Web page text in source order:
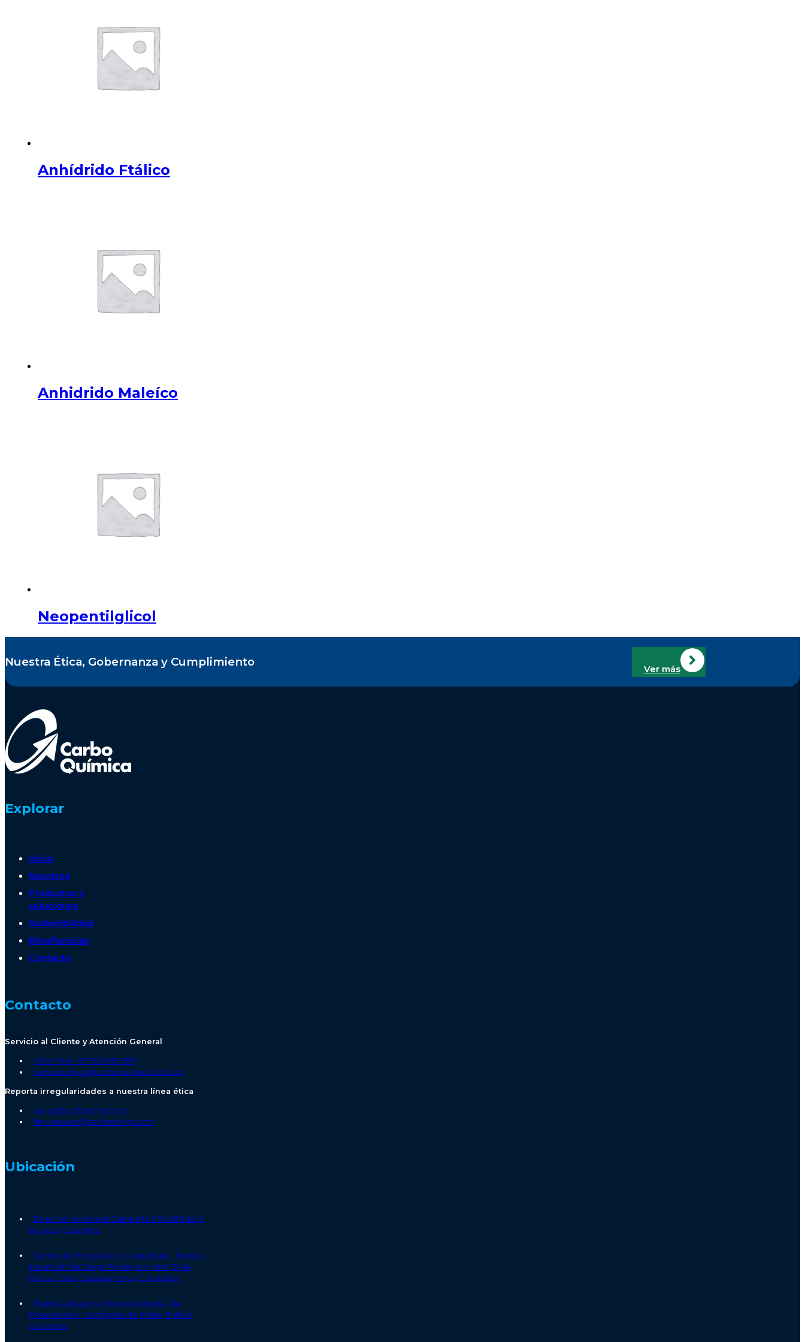
Anhídrido Ftálico
Anhidrido Maleíco
Neopentilglicol
Nuestra Ética, Gobernanza y Cumplimiento
Ver más
Explorar
Inicio
Nosotros
Productos y
soluciones
Sostenibilidad
Blog/Noticias
Contacto
Contacto
Servicio al Cliente y Atención General
Colombia: +57 300 913 3191
carboquimica@carboquimica.com.co
Reporta irregularidades a nuestra línea ética
aarias@sanfordmgt.com
lfernandezc@sanfordmgt.com
Ubicación
Dirección principal: Carrera 14 # 94-81 Piso 5,
Bogotá, Colombia
Centro de Innovación y Tecnología - Parque
Industrial San Diego Bodega 14, Km 1,5 Vía
Funza-Cota. Cundinamarca, Colombia
Planta Cartagena: Mamonal Km 12, Vía
Pasacaballos, Cartagena de Indias, Bolívar,
Colombia